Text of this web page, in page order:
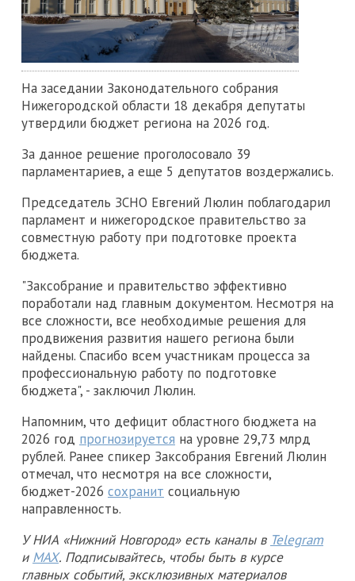
На заседании Законодательного собрания
Нижегородской области 18 декабря депутаты
утвердили бюджет региона на 2026 год.
За данное решение проголосовало 39
парламентариев, а еще 5 депутатов воздержались.
Председатель ЗСНО Евгений Люлин поблагодарил
парламент и нижегородское правительство за
совместную работу при подготовке проекта
бюджета.
"Заксобрание и правительство эффективно
поработали над главным документом. Несмотря на
все сложности, все необходимые решения для
продвижения развития нашего региона были
найдены. Спасибо всем участникам процесса за
профессиональную работу по подготовке
бюджета", - заключил Люлин.
Напомним, что дефицит областного бюджета на
2026 год прогнозируется на уровне 29,73 млрд
рублей. Ранее спикер Заксобрания Евгений Люлин
отмечал, что несмотря на все сложности,
бюджет-2026 сохранит социальную
направленность.
У НИА «Нижний Новгород» есть каналы в Telegram
и MAX. Подписывайтесь, чтобы быть в курсе
главных событий, эксклюзивных материалов